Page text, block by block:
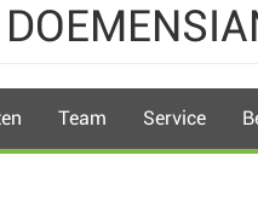
Team Service